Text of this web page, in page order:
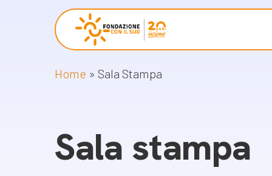
Home » Sala Stampa
Sala stampa
La nostra missione
Progetti